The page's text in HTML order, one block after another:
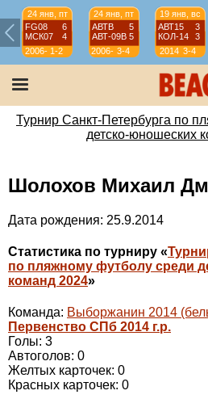
24 янв, пт
FG08
6
МСК07
4
2006-
07
1-2
24 янв, пт
АВТВ
5
АВТ-09B 5
2006-
07
3-4
19 янв, вс
АВТ15
3
КОЛ-14
3
2014 3-4
Турнир Санкт-Петербурга по
детско-юношеских
Шолохов Михаил
Дата рождения: 25.9.2014
Статистика по турниру «
по пляжному футболу среди
команд 2024»
Команда: Выборжанин 2014
Первенство СПб 2014 г.р.
Голы: 3
Автоголов: 0
Желтых карточек: 0
Красных карточек: 0